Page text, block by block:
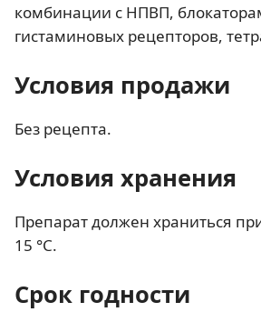
комбинации с НПВП,
гистаминовых рецепторов,
Условия продажи
Без рецепта.
Условия хранения
Препарат должен храниться
15 °С.
Срок годности